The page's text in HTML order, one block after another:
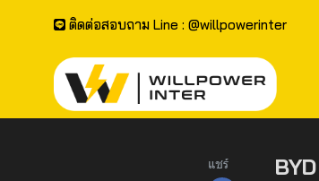
ติดต่อสอบถาม Line : @willpowerinter
แชร์